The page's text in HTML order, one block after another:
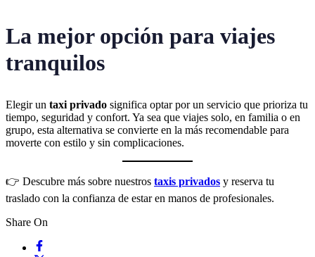
La mejor opción para viajes
tranquilos
Elegir un taxi privado significa optar por un servicio que prioriza tu
tiempo, seguridad y confort. Ya sea que viajes solo, en familia o en
grupo, esta alternativa se convierte en la más recomendable para
moverte con estilo y sin complicaciones.
👉 Descubre más sobre nuestros taxis privados y reserva tu
traslado con la confianza de estar en manos de profesionales.
Share On